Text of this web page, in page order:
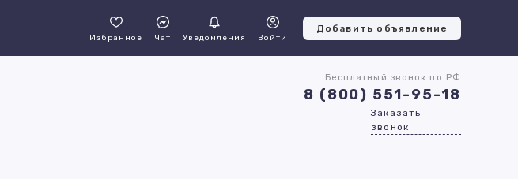
Избранное Чат Уведомления Войти
Добавить объявление
Бесплатный звонок по РФ
8 (800) 551-95-18
Заказать
звонок